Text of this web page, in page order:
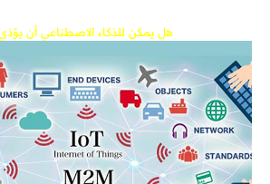
هل يمكن للذكاء الاصطناعي أن